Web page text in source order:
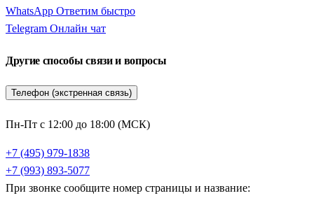
WhatsApp Ответим быстро
Telegram Онлайн чат
Другие способы связи и вопросы
Телефон (экстренная связь)
Пн-Пт с 12:00 до 18:00 (МСК)
+7 (495) 979-1838
+7 (993) 893-5077
При звонке сообщите номер страницы и название: